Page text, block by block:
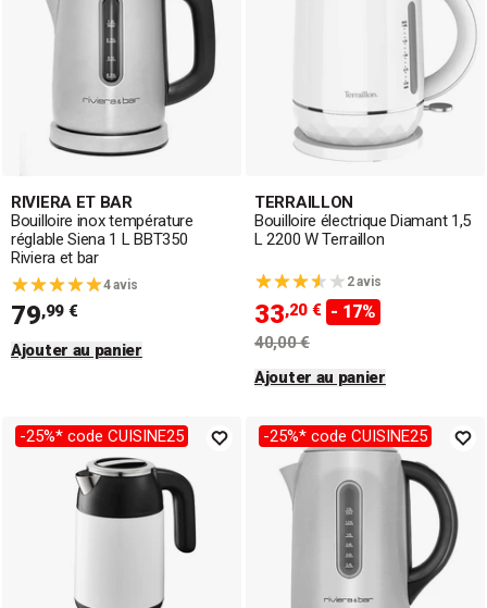
RIVIERA ET BAR
Bouilloire inox température
réglable Siena 1 L BBT350
Riviera et bar
4 avis
79,99 €
Ajouter au panier
TERRAILLON
Bouilloire électrique Diamant 1,5
L 2200 W Terraillon
2 avis
33,20 € - 17%
40,00 €
Ajouter au panier
-25%* code CUISINE25 -25%* code CUISINE25